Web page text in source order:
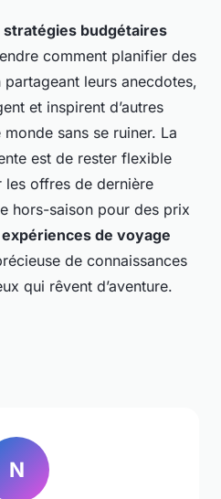
stratégies budgétaires
comment planifier des
leurs anecdotes,
et inspirent d’autres
sans se ruiner. La
est de rester flexible
les offres de dernière
hors-saison pour des prix
expériences de voyage
de connaissances
qui rêvent d’aventure.
N